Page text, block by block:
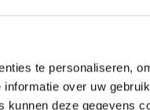
te personaliseren,
over uw
deze gegevens